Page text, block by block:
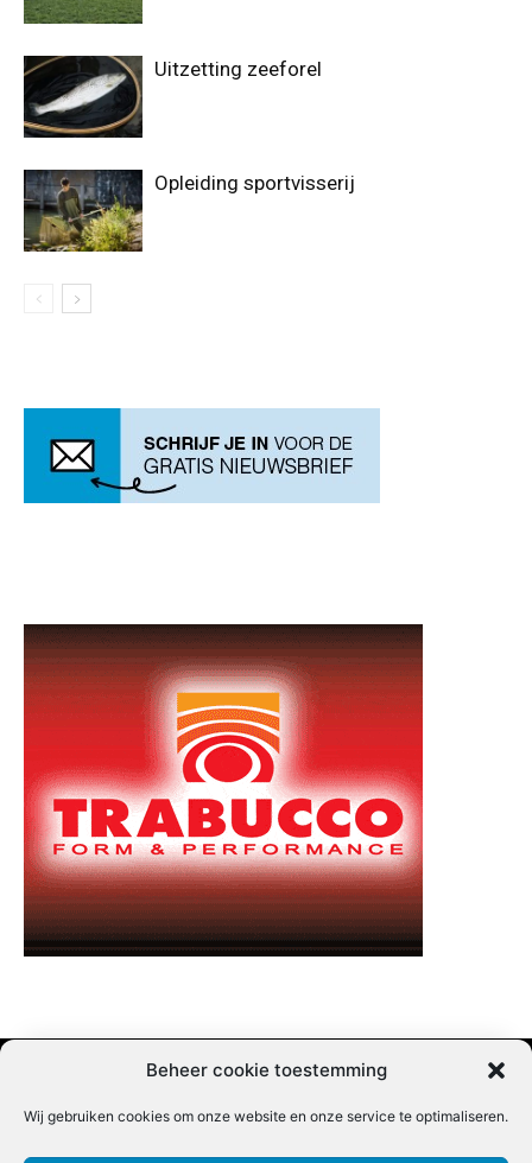
Beheer cookie toestemming
Wij gebruiken cookies om onze website en onze service te optimaliseren.
Uitzetting zeeforel
Opleiding sportvisserij